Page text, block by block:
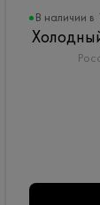
В наличии в